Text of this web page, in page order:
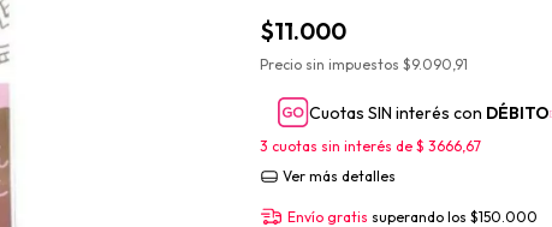
$11.000
Precio sin impuestos $9.090,91
Cuotas SIN interés con DÉBITO
3 cuotas sin interés de $ 3666,67
Ver más detalles
Envío gratis superando los $150.000